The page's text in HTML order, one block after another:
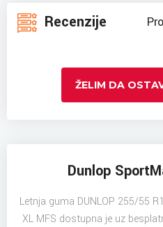
Recenzije
ŽELIM DA
Dunlop
Letnja guma DUNLOP 255/55
XL MFS dostupna je uz